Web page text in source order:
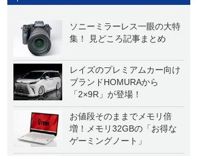
ソニーミラーレス一眼の大特
集！ 見どころ記事まとめ
レイズのプレミアムカー向け
ブランドHOMURAから
「2×9R」が登場！
お値段そのままでメモリ倍
増！メモリ32GBの「お得な
ゲーミングノート」